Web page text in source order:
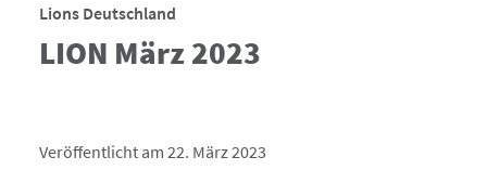
Lions Deutschland
LION März 2023
Veröffentlicht am 22. März 2023